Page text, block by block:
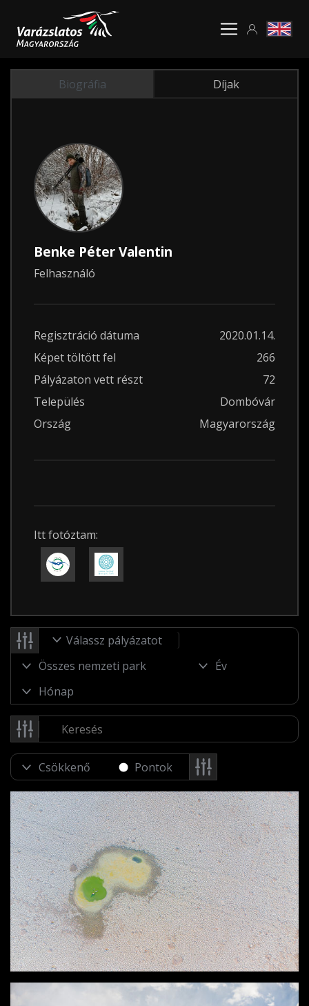
Biográfia Díjak
Benke Péter Valentin
Felhasználó
Regisztráció dátuma
2020.01.14.
Képet töltött fel
266
Pályázaton vett részt
72
Település
Dombóvár
Ország
Magyarország
Itt fotóztam:
Válassz pályázatot
Pontok